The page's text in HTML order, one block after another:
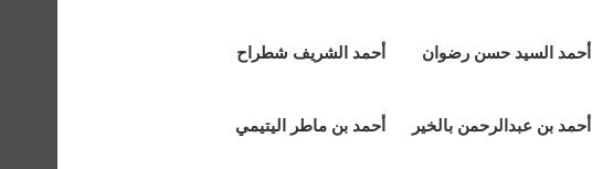
أحمد السيد حسن رضوان أحمد الشريف شطراح
أحمد بن عبدالرحمن بالخير أحمد بن ماطر اليتيمي